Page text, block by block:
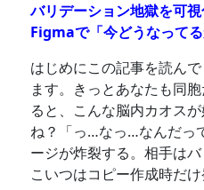
バリデーション地獄を可
Figmaで「今どうなって
はじめにこの記事を読ん
ます。きっとあなたも同
ると、こんな脳内カオス
ね？「っ…なっ…なんだっ
ージが炸裂する。相手はバ
こいつはコピー作成時だ